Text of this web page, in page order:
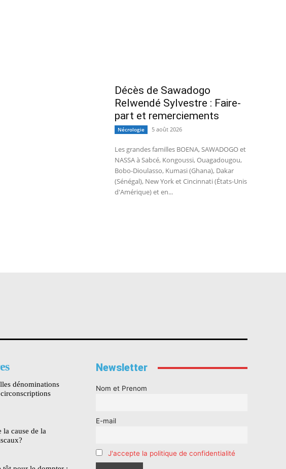
Décès de Sawadogo
Relwendé Sylvestre : Faire-
part et remerciements
Nécrologie 5 août 2026
Les grandes familles BOENA, SAWADOGO et
NASSA à Sabcé, Kongoussi, Ouagadougou,
Bobo-Dioulasso, Kumasi (Ghana), Dakar
(Sénégal), New York et Cincinnati (États-Unis
d'Amérique) et en...
dénominations
cause de la
Newsletter
Nom et Prenom
E-mail
J'accepte la politique de confidentialité